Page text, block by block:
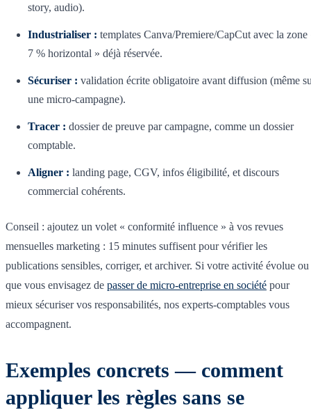
story, audio).
Industrialiser : templates Canva/Premiere/CapCut avec la zone
7 % horizontal » déjà réservée.
Sécuriser : validation écrite obligatoire avant diffusion (même
une micro-campagne).
Tracer : dossier de preuve par campagne, comme un dossier
comptable.
Aligner : landing page, CGV, infos éligibilité, et discours
commercial cohérents.
Conseil : ajoutez un volet « conformité influence » à vos revues
mensuelles marketing : 15 minutes suffisent pour vérifier les
publications sensibles, corriger, et archiver. Si votre activité évolue ou
que vous envisagez de passer de micro-entreprise en société pour
mieux sécuriser vos responsabilités, nos experts-comptables vous
accompagnent.
Exemples concrets — comment
appliquer les règles sans se